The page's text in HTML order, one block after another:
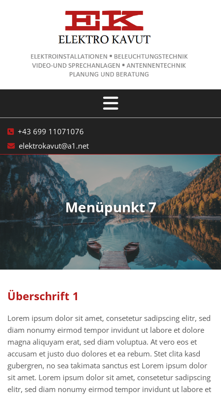
 +43 699 11071076
 elektrokavut@a1.net
Menüpunkt 7
Überschrift 1
Lorem ipsum dolor sit amet, consetetur sadipscing elitr, sed
diam nonumy eirmod tempor invidunt ut labore et dolore
magna aliquyam erat, sed diam voluptua. At vero eos et
accusam et justo duo dolores et ea rebum. Stet clita kasd
gubergren, no sea takimata sanctus est Lorem ipsum dolor
sit amet. Lorem ipsum dolor sit amet, consetetur sadipscing
elitr, sed diam nonumy eirmod tempor invidunt ut labore et